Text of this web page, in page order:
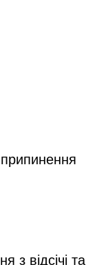
з відсічі та